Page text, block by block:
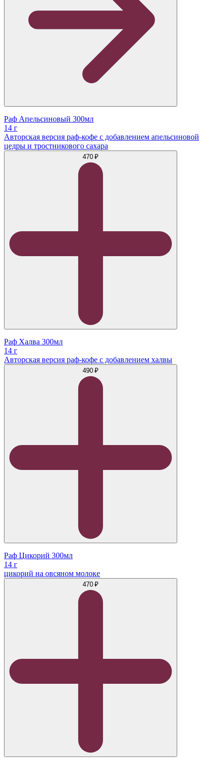
Раф Апельсиновый 300мл
14 г
Авторская версия раф-кофе с добавлением апельсиновой
цедры и тростникового сахара
470 ₽
Раф Халва 300мл
14 г
Авторская версия раф-кофе с добавлением халвы
490 ₽
Раф Цикорий 300мл
14 г
цикорий на овсяном молоке
470 ₽